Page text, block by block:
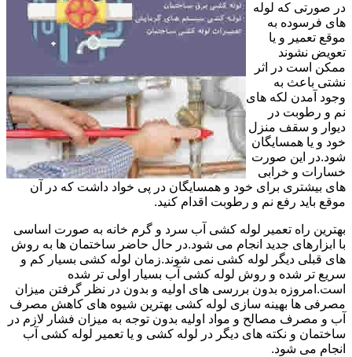
در صورتی که لوله
های فرسوده به
موقع تعمیر و یا
تعویض نشوند
ممکن است در اثر
نشتی باعث به
وجود آمدن لکه های
نم و رطوبت در
دیوار و سقف منزل
خود و یا همسایگان
شود.در این صورت
خسارات و خرابی
های بیشتری برای خود و همسایگان در پی خواد داشت که در آن
موقع باید رفع نم و رطوبت اقدام کنید.
بهترین راه تعمیر لوله کشی آب سرد و گرم خانه به صورت اساسی
با ابزارهای جدید انجام می شود.در حال حاضر ساختمان ها به روش
های قبلی دیگر لوله کشی نمی شوند.زمان لوله کشی بسیار کم و
سریع تر شده و روش لوله کشی آب بسیار اولی تر شده
است.امروزه بدون بررسی های اولیه و بدون در نظر گرفتن میزان
مصرفی ها بهینه سازی لوله کشی بهترین شیوه های کاهش مصرف
آب و مصرف مصالح و مواد اولیه بدون توجه به میزان فشار لازم در
ساختمان و نکته های دیگر در لوله کشی و یا تعمیر لوله کشی آب
انجام می شود.